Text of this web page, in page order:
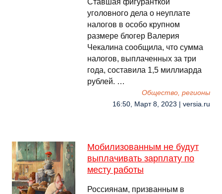
Ставшая фигуранткой
уголовного дела о неуплате
налогов в особо крупном
размере блогер Валерия
Чекалина сообщила, что сумма
налогов, выплаченных за три
года, составила 1,5 миллиарда
рублей. …
Общество, регионы
16:50, Март 8, 2023 | versia.ru
Мобилизованным не будут
выплачивать зарплату по
месту работы
Россиянам, призванным в